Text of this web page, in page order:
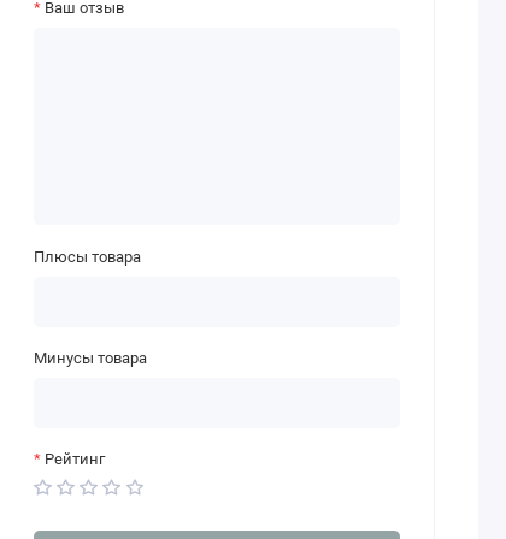
Ваш отзыв
Плюсы товара
Минусы товара
Рейтинг